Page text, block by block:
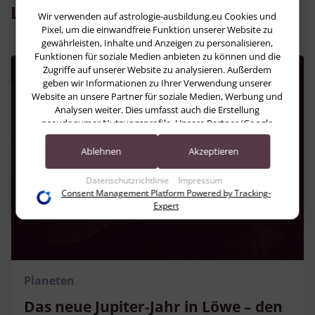
Lesen Sie jetzt:
Das neue Jupiter-Jahr in Löwe – den
Planeten
Wir verwenden auf astrologie-ausbildung.eu Cookies und
Pixel, um die einwandfreie Funktion unserer Website zu
gewährleisten, Inhalte und Anzeigen zu personalisieren,
Funktionen für soziale Medien anbieten zu können und die
Zugriffe auf unserer Website zu analysieren. Außerdem
geben wir Informationen zu Ihrer Verwendung unserer
Website an unsere Partner für soziale Medien, Werbung und
Analysen weiter. Dies umfasst auch die Erstellung
pseudonymer Nutzungsprofile. Unsere Partner (Google
Advertising Products) führen diese Informationen
möglicherweise mit weiteren Daten zusammen, die Sie ihnen
Accounts) oder welche sie im Rahmen Ihrer Nutzung der
Dienste gesammelt haben (bspw. Nutzungsdaten anderer
Geräte). Ihre Einwilligung zur Nutzung von Cookies und
Verwendung reduzierter Daten zur Auswahl von Werbeanzeigen
Erstellung von Profilen für personalisierte Werbung
Datenschutzrichtlinie Impressum
Ablehnen Akzeptieren
Consent Management Platform Powered by Tracking-
Expert